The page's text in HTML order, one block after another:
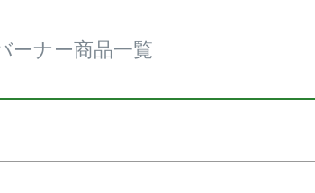
ーナー商品一覧
レビュー順
検索